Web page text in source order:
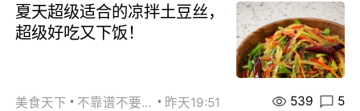
夏天超级适合的凉拌土豆丝，
超级好吃又下饭！
美食天下 不靠谱不要联系 昨天19:51 539 5